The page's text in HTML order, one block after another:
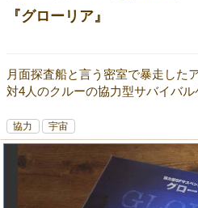
『グローリア』
月面探査船と言う密室で暴走した
対4人のクルーの協力型サバイバル
協力 宇宙